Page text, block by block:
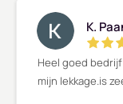
K.
Heel goed
mijn lekkage.is